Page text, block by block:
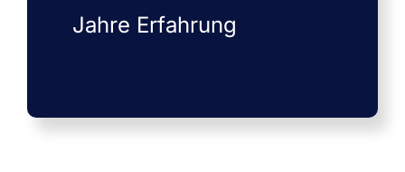
Jahre Erfahrung